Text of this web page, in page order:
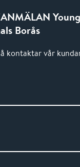
Young
Borås
kontaktar vår